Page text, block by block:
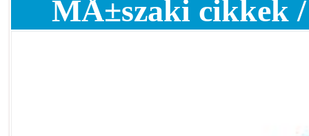
MÅ±szaki cikkek